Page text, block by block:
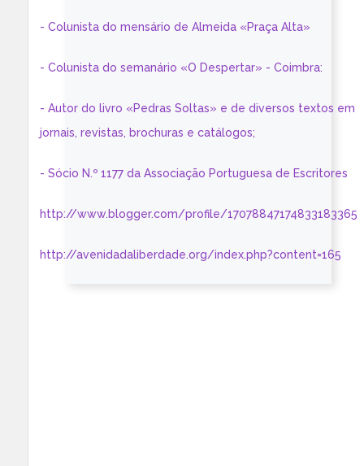
- Colunista do mensário de Almeida «Praça Alta»
- Colunista do semanário «O Despertar» - Coimbra:
- Autor do livro «Pedras Soltas» e de diversos textos em
jornais, revistas, brochuras e catálogos;
- Sócio N.º 1177 da Associação Portuguesa de Escritores
http://www.blogger.com/profile/17078847174833183365
http://avenidadaliberdade.org/index.php?content=165